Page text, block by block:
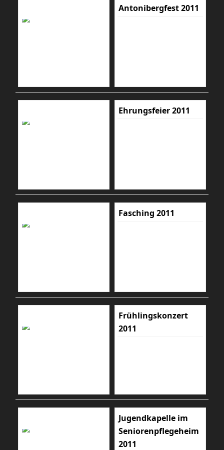
Antonibergfest 2011
Ehrungsfeier 2011
Fasching 2011
Frühlingskonzert
2011
Jugendkapelle im
Seniorenpflegeheim
2011